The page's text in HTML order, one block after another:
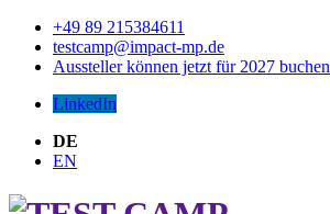
+49 89 215384611
testcamp@impact-mp.de
Aussteller können jetzt für 2027 buchen
LinkedIn
DE
EN